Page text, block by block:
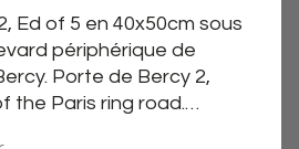
Ed of 5 en 40x50cm sous
périphérique de
Porte de Bercy 2,
the Paris ring road.…